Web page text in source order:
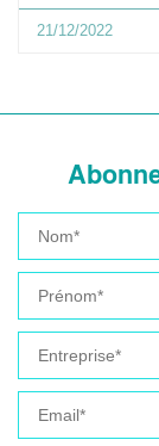
21/12/2022